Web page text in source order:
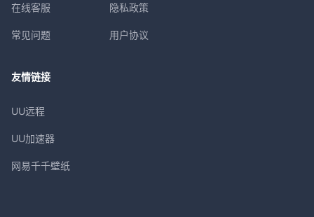
在线客服
常见问题
隐私政策
用户协议
友情链接
UU远程
UU加速器
网易千千壁纸